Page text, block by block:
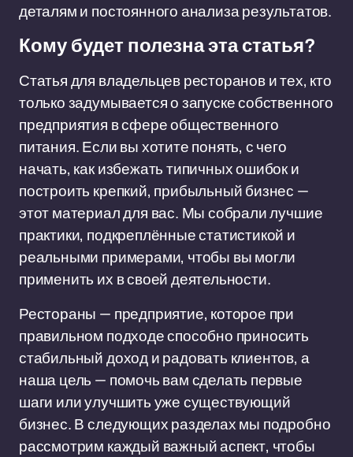
деталям и постоянного анализа результатов.
Кому будет полезна эта статья?
Статья для владельцев ресторанов и тех, кто
только задумывается о запуске собственного
предприятия в сфере общественного
питания. Если вы хотите понять, с чего
начать, как избежать типичных ошибок и
построить крепкий, прибыльный бизнес —
этот материал для вас. Мы собрали лучшие
практики, подкреплённые статистикой и
реальными примерами, чтобы вы могли
применить их в своей деятельности.
Рестораны — предприятие, которое при
правильном подходе способно приносить
стабильный доход и радовать клиентов, а
наша цель — помочь вам сделать первые
шаги или улучшить уже существующий
бизнес. В следующих разделах мы подробно
рассмотрим каждый важный аспект, чтобы